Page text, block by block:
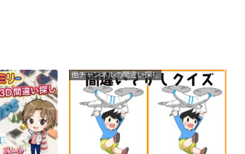
他チャンネルの間違い探し